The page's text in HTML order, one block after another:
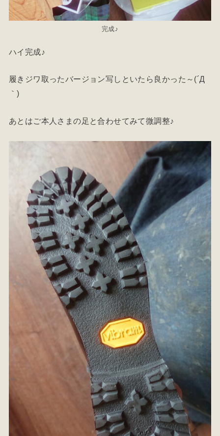
完成♪
ハイ完成♪
履きジワ取ったバージョン写しといたら良かった～(´Д
｀)
あとはご本人さまの足と合わせてみて微調整♪